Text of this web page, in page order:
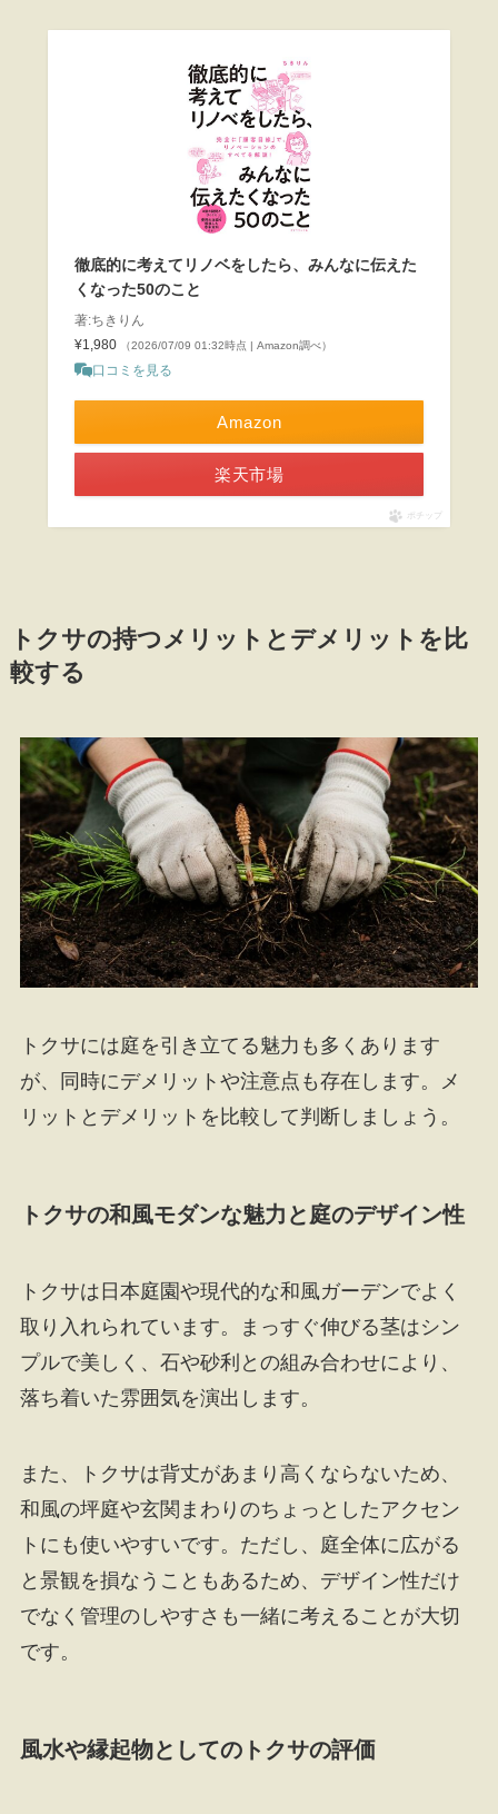
徹底的に考えてリノベをしたら、みんなに伝えた
くなった50のこと
著:ちきりん
¥1,980
（2026/07/09 01:32時点 | Amazon調べ）
口コミを見る
Amazon
楽天市場
ポチップ
トクサの持つメリットとデメリットを比
較する
トクサには庭を引き立てる魅力も多くあります
が、同時にデメリットや注意点も存在します。メ
リットとデメリットを比較して判断しましょう。
トクサの和風モダンな魅力と庭のデザイン性
トクサは日本庭園や現代的な和風ガーデンでよく
取り入れられています。まっすぐ伸びる茎はシン
プルで美しく、石や砂利との組み合わせにより、
落ち着いた雰囲気を演出します。
また、トクサは背丈があまり高くならないため、
和風の坪庭や玄関まわりのちょっとしたアクセン
トにも使いやすいです。ただし、庭全体に広がる
と景観を損なうこともあるため、デザイン性だけ
でなく管理のしやすさも一緒に考えることが大切
です。
風水や縁起物としてのトクサの評価